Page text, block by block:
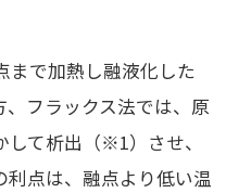
で加熱し融液化した
フラックス法では、原
て析出（※1）させ、
点は、融点より低い温